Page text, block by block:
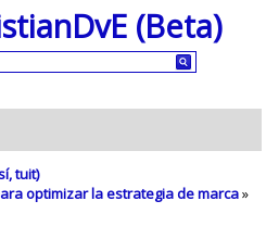
(Beta)
tuit)
optimizar la estrategia de marca»